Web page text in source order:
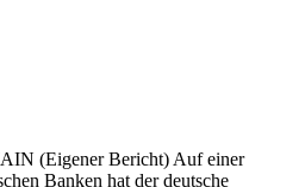
(Eigener Bericht) Auf einer
Banken hat der deutsche